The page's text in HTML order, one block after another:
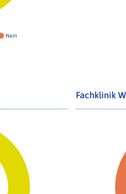
Nein
Fachklinik